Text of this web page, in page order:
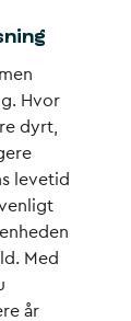
Hvor
dyrt,
levetid
Med
år